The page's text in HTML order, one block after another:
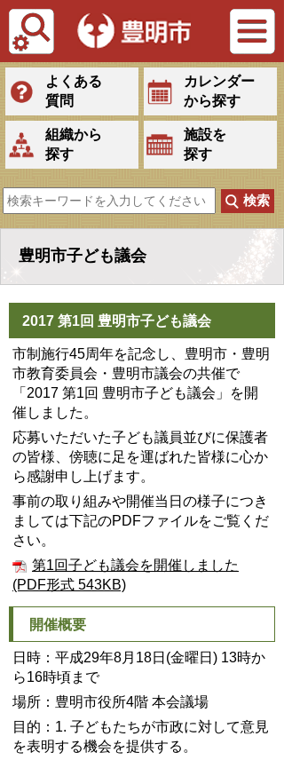
Tiếng Việt
よくある
質問
カレンダー
から探す
組織から
探す
施設を
探す
豊明市子ども議会
2017 第1回 豊明市子ども議会
市制施行45周年を記念し、豊明市・豊明
市教育委員会・豊明市議会の共催で
「2017 第1回 豊明市子ども議会」を開
催しました。
応募いただいた子ども議員並びに保護者
の皆様、傍聴に足を運ばれた皆様に心か
ら感謝申し上げます。
事前の取り組みや開催当日の様子につき
ましては下記のPDFファイルをご覧くだ
さい。
第1回子ども議会を開催しました
(PDF形式 543KB)
開催概要
日時：平成29年8月18日(金曜日) 13時か
ら16時頃まで
場所：豊明市役所4階 本会議場
目的：1. 子どもたちが市政に対して意見
を表明する機会を提供する。